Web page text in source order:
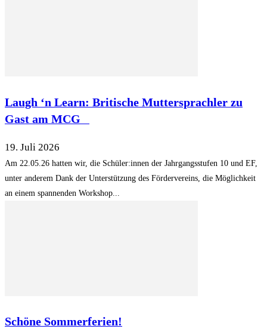
Laugh ‘n Learn: Britische Muttersprachler zu
Gast am MCG
19. Juli 2026
Am 22.05.26 hatten wir, die Schüler:innen der Jahrgangsstufen 10 und EF,
unter anderem Dank der Unterstützung des Fördervereins, die Möglichkeit
an einem spannenden Workshop...
Schöne Sommerferien!